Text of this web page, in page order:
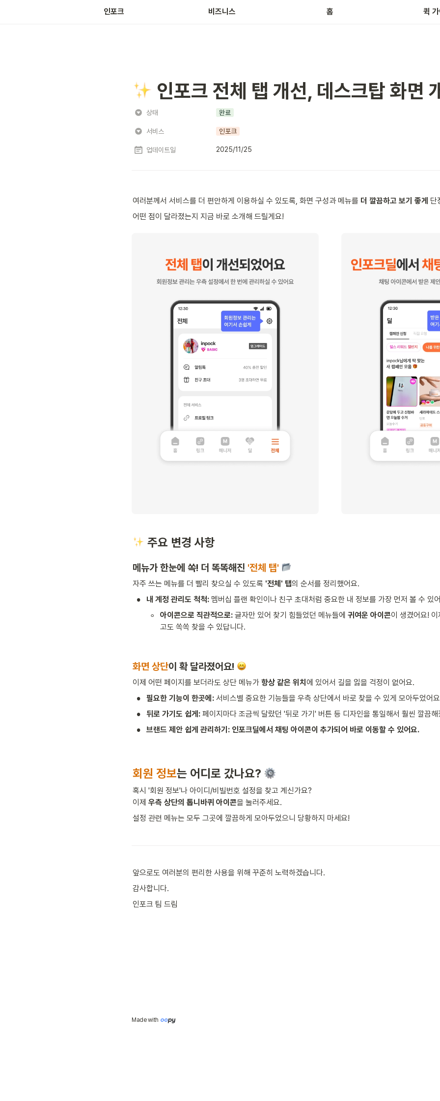
인포크 비즈니스 홈 퀵
마켓 브
인포크 전체 탭 개선, 데스크탑 화면
상태 완료
서비스 인포크
업데이트일 2025/11/25
여러분께서 서비스를 더 편안하게 이용하실 수 있도록, 화면 구성과 메뉴를 더 깔끔하고 보기 좋게 단
어떤 점이 달라졌는지 지금 바로 소개해 드릴게요!
주요 변경 사항
메뉴가 한눈에 쏙! 더 똑똑해진 '전체 탭'
자주 쓰는 메뉴를 더 빨리 찾으실 수 있도록 '전체' 탭의 순서를 정리했어요.
• 내 계정 관리도 척척: 멤버십 플랜 확인이나 친구 초대처럼 중요한 내 정보를 가장 먼저 볼 수 있
◦ 아이콘으로 직관적으로: 글자만 있어 찾기 힘들었던 메뉴들에 귀여운 아이콘이 생겼어요!
고도 쏙쏙 찾을 수 있답니다.
화면 상단이 확 달라졌어요!
이제 어떤 페이지를 보더라도 상단 메뉴가 항상 같은 위치 에 있어서 길을 잃을 걱정이 없어요.
• 필요한 기능이 한곳에: 서비스별 중요한 기능들을 우측 상단에서 바로 찾을 수 있게 모아두었어
• 뒤로 가기도 쉽게: 페이지마다 조금씩 달랐던 '뒤로 가기' 버튼 등 디자인을 통일해서 훨씬 깔끔해
• 브랜드 제안 쉽게 관리하기: 인포크딜에서 채팅 아이콘이 추가되어 바로 이동할 수 있어요.
회원 정보는 어디로 갔나요?
혹시 '회원 정보'나 아이디/비빌번호 설정을 찾고 계신가요?
이제 우측 상단의 톱니바퀴 아이콘을 눌러주세요.
설정 관련 메뉴는 모두 그곳에 깔끔하게 모아두었으니 당황하지 마세요!
앞으로도 여러분의 편리한 사용을 위해 꾸준히 노력하겠습니다.
감사합니다.
인포크 팀 드림
Made with